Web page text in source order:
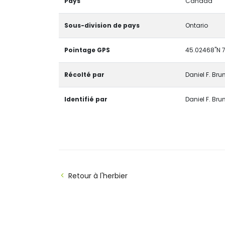
Sous-division de pays Ontario
Pointage GPS 45.02468"N
Récolté par Daniel F.
Identifié par Daniel F.
Retour à l'herbier